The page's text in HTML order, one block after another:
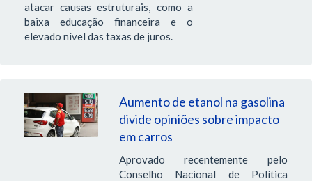
atacar causas estruturais, como a
baixa educação financeira e o
elevado nível das taxas de juros.
Aumento de etanol na gasolina
divide opiniões sobre impacto
em carros
Aprovado recentemente pelo
Conselho Nacional de Política